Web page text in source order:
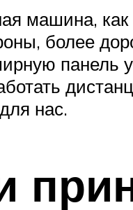
машина,
более
панель
нас.